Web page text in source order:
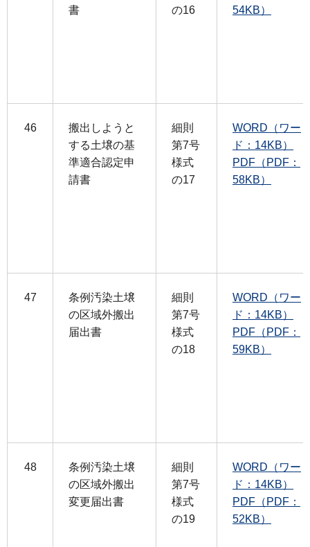
書
の16
54KB）
46
搬出しようと
する土壌の基
準適合認定申
請書
細則
第7号
様式
の17
WORD（ワー
ド：14KB）
PDF（PDF：
58KB）
47
条例汚染土壌
の区域外搬出
届出書
細則
第7号
様式
の18
WORD（ワー
ド：14KB）
PDF（PDF：
59KB）
48
条例汚染土壌
の区域外搬出
変更届出書
細則
第7号
様式
の19
WORD（ワー
ド：14KB）
PDF（PDF：
52KB）